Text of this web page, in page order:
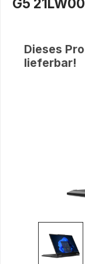
Dieses
lieferbar!